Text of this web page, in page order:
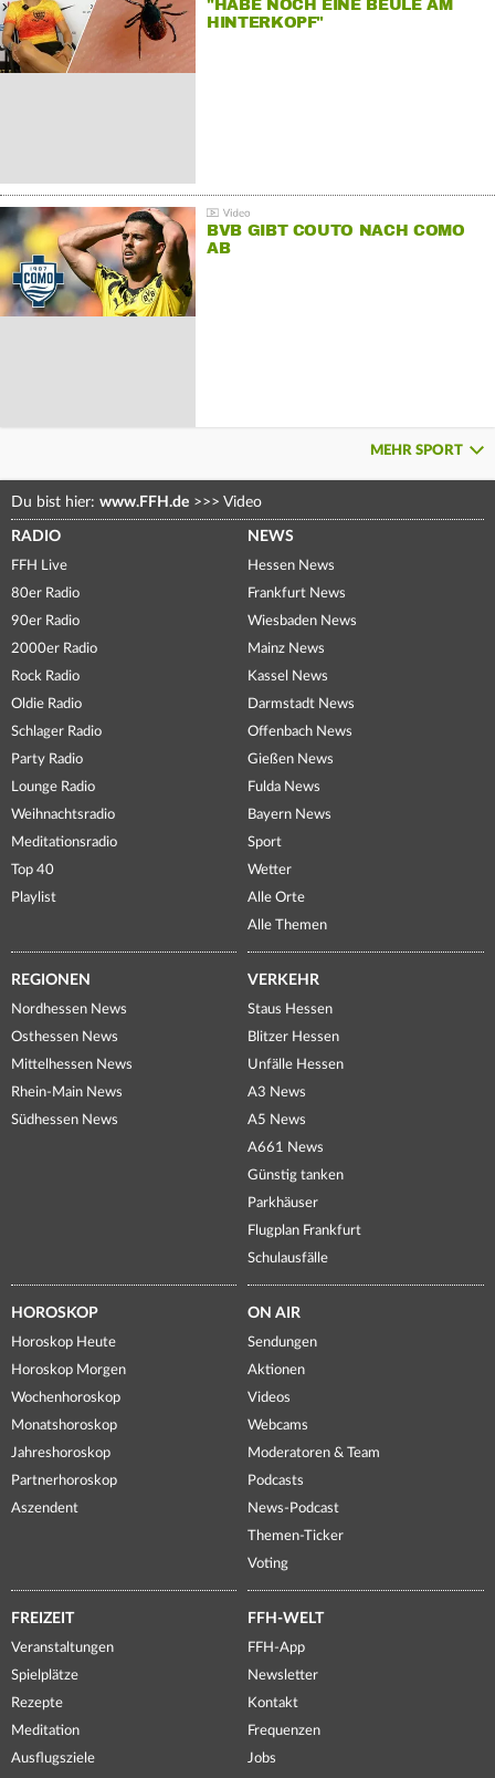
"HABE NOCH EINE BEULE AM
HINTERKOPF"
BVB GIBT COUTO NACH COMO
AB
MEHR SPORT
Du bist hier: www.FFH.de >>> Video
RADIO
FFH Live
80er Radio
90er Radio
2000er Radio
Rock Radio
Oldie Radio
Schlager Radio
Party Radio
Lounge Radio
Weihnachtsradio
Meditationsradio
Top 40
Playlist
NEWS
Hessen News
Frankfurt News
Wiesbaden News
Mainz News
Kassel News
Darmstadt News
Offenbach News
Gießen News
Fulda News
Bayern News
Sport
Wetter
Alle Orte
Alle Themen
REGIONEN
Nordhessen News
Osthessen News
Mittelhessen News
Rhein-Main News
Südhessen News
VERKEHR
Staus Hessen
Blitzer Hessen
Unfälle Hessen
A3 News
A5 News
A661 News
Günstig tanken
Parkhäuser
Flugplan Frankfurt
Schulausfälle
HOROSKOP
Horoskop Heute
Horoskop Morgen
Wochenhoroskop
Monatshoroskop
Jahreshoroskop
Partnerhoroskop
Aszendent
ON AIR
Sendungen
Aktionen
Videos
Webcams
Moderatoren & Team
Podcasts
News-Podcast
Themen-Ticker
Voting
FREIZEIT
Veranstaltungen
Spielplätze
Rezepte
Meditation
Ausflugsziele
FFH-WELT
FFH-App
Newsletter
Kontakt
Frequenzen
Jobs